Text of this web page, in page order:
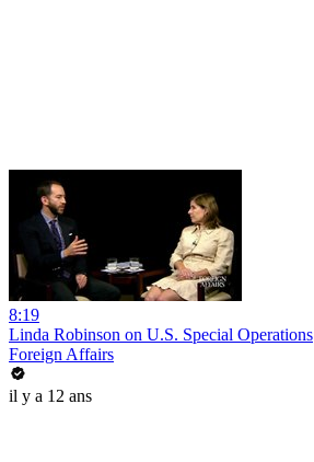
8:19
Linda Robinson on U.S. Special Operations
Foreign Affairs
il y a 12 ans